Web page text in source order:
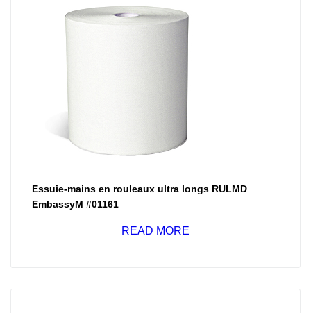
Essuie-mains en rouleaux ultra longs RULMD
EmbassyM #01161
READ MORE